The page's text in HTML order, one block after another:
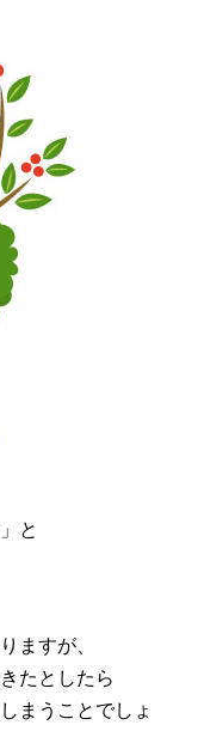
と
ますが、
たとしたら
まうことでしょ